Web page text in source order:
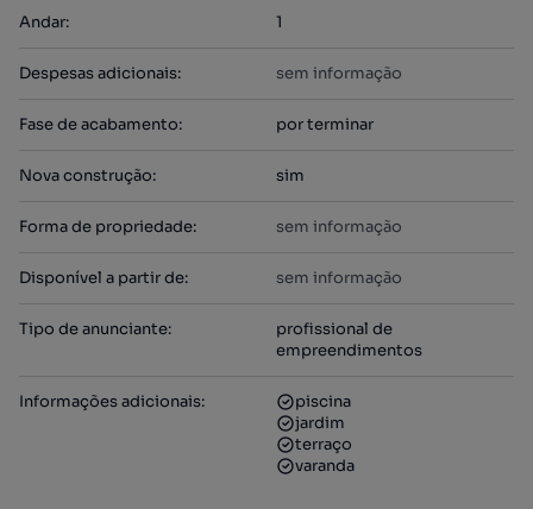
Andar: 1
Despesas adicionais: sem informação
Fase de acabamento: por terminar
Nova construção: sim
Forma de propriedade: sem informação
Disponível a partir de: sem informação
Tipo de anunciante:
profissional de
empreendimentos
Informações adicionais:
piscina
jardim
terraço
varanda